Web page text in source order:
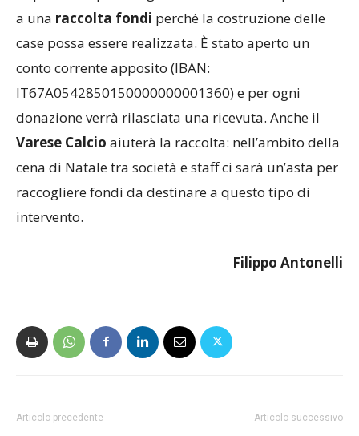
a una raccolta fondi perché la costruzione delle
case possa essere realizzata. È stato aperto un
conto corrente apposito (IBAN:
IT67A0542850150000000001360) e per ogni
donazione verrà rilasciata una ricevuta. Anche il
Varese Calcio aiuterà la raccolta: nell’ambito della
cena di Natale tra società e staff ci sarà un’asta per
raccogliere fondi da destinare a questo tipo di
intervento.
Filippo Antonelli
Articolo precedente Articolo successivo